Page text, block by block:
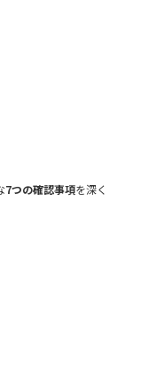
7つの確認事項を深く